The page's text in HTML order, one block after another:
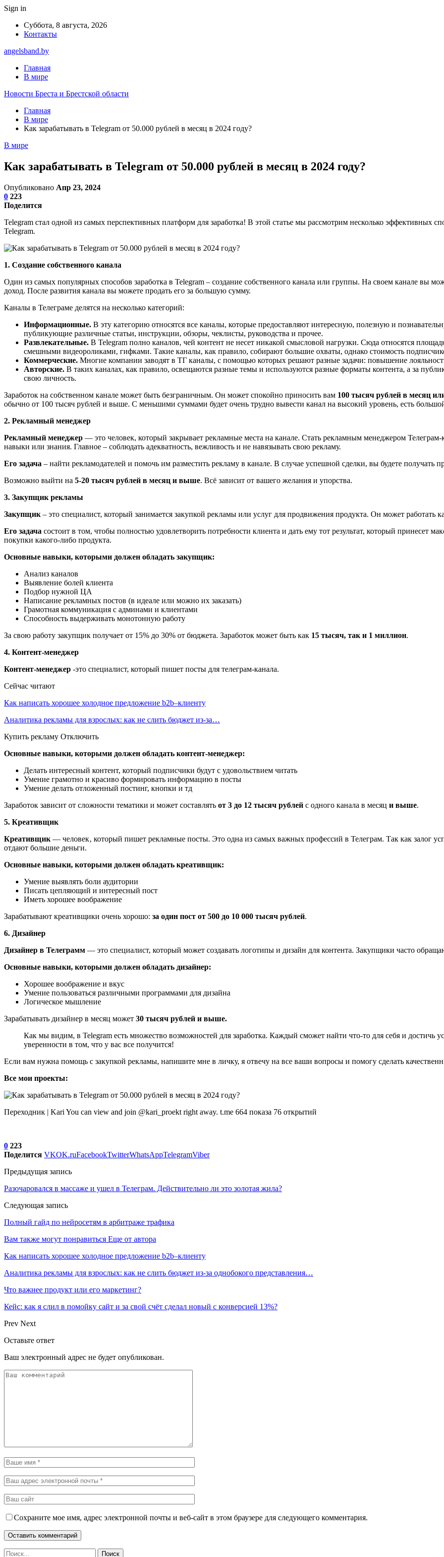
Sign in
Суббота, 8 августа, 2026
Контакты
angelsband.by
Главная
В мире
Новости Бреста и Брестской области
Главная
В мире
Как зарабатывать в Telegram от 50.000 рублей в месяц в 2024 году?
В мире
Как зарабатывать в Telegram от 50.000 рублей в месяц в 2024 году?
Опубликовано Апр 23, 2024
0 223
Поделится
Telegram стал одной из самых перспективных платформ для заработка! В этой статье мы рассмотрим несколько эффективных
Telegram.
1. Создание собственного канала
Один из самых популярных способов заработка в Telegram – создание собственного канала или группы. На своем канале вы
доход. После развития канала вы можете продать его за большую сумму.
Каналы в Телеграме делятся на несколько категорий:
Информационные. В эту категорию относятся все каналы, которые предоставляют интересную, полезную и
публикующие различные статьи, инструкции, обзоры, чеклисты, руководства и прочее.
Развлекательные. В Telegram полно каналов, чей контент не несет никакой смысловой нагрузки. Сюда относятся
смешными видеороликами, гифками. Такие каналы, как правило, собирают большие охваты, однако стоимость
Коммерческие. Многие компании заводят в ТГ каналы, с помощью которых решают разные задачи: повышение
Авторские. В таких каналах, как правило, освещаются разные темы и используются разные форматы контента, а за
свою личность.
Заработок на собственном канале может быть безграничным. Он может спокойно приносить вам 100 тысяч рублей в месяц
обычно от 100 тысяч рублей и выше. С меньшими суммами будет очень трудно вывести канал на высокий уровень, есть
2. Рекламный менеджер
Рекламный менеджер — это человек, который закрывает рекламные места на канале. Стать рекламным менеджером
навыки или знания. Главное – соблюдать адекватность, вежливость и не навязывать свою рекламу.
Его задача – найти рекламодателей и помочь им разместить рекламу в канале. В случае успешной сделки, вы будете получать
Возможно выйти на 5-20 тысяч рублей в месяц и выше. Всё зависит от вашего желания и упорства.
3. Закупщик рекламы
Закупщик – это специалист, который занимается закупкой рекламы или услуг для продвижения продукта. Он может работать
Его задача состоит в том, чтобы полностью удовлетворить потребности клиента и дать ему тот результат, который принесет
покупки какого-либо продукта.
Основные навыки, которыми должен обладать закупщик:
Анализ каналов
Выявление болей клиента
Подбор нужной ЦА
Написание рекламных постов (в идеале или можно их заказать)
Грамотная коммуникация с админами и клиентами
Способность выдерживать монотонную работу
За свою работу закупщик получает от 15% до 30% от бюджета. Заработок может быть как 15 тысяч, так и 1 миллион.
4. Контент-менеджер
Контент-менеджер -это специалист, который пишет посты для телеграм-канала.
Сейчас читают
Как написать хорошее холодное предложение b2b–клиенту
Аналитика рекламы для взрослых: как не слить бюджет из-за…
Купить рекламу Отключить
Основные навыки, которыми должен обладать контент-менеджер:
Делать интересный контент, который подписчики будут с удовольствием читать
Умение грамотно и красиво формировать информацию в посты
Умение делать отложенный постинг, кнопки и тд
Заработок зависит от сложности тематики и может составлять от 3 до 12 тысяч рублей с одного канала в месяц и выше.
5. Креативщик
Креативщик — человек‚ который пишет рекламные посты. Это одна из самых важных профессий в Телеграм. Так как залог
отдают большие деньги.
Основные навыки, которыми должен обладать креативщик:
Умение выявлять боли аудитории
Писать цепляющий и интересный пост
Иметь хорошее воображение
Зарабатывают креативщики очень хорошо: за один пост от 500 до 10 000 тысяч рублей.
6. Дизайнер
Дизайнер в Телеграмм — это специалист, который может создавать логотипы и дизайн для контента. Закупщики часто
Основные навыки, которыми должен обладать дизайнер:
Хорошее воображение и вкус
Умение пользоваться различными программами для дизайна
Логическое мышление
Зарабатывать дизайнер в месяц может 30 тысяч рублей и выше.
Как мы видим, в Telegram есть множество возможностей для заработка. Каждый сможет найти что-то для себя и достичь
уверенности в том, что у вас все получится!
Если вам нужна помощь с закупкой рекламы, напишите мне в личку, я отвечу на все ваши вопросы и помогу сделать
Все мои проекты:
Переходник | Kari You can view and join @kari_proekt right away. t.me 664 показа 76 открытий
0 223
Поделится VKOK.ruFacebookTwitterWhatsAppTelegramViber
Предыдущая запись
Разочаровался в массаже и ушел в Телеграм. Действительно ли это золотая жила?
Следующая запись
Полный гайд по нейросетям в арбитраже трафика
Вам также могут понравиться Еще от автора
Как написать хорошее холодное предложение b2b–клиенту
Аналитика рекламы для взрослых: как не слить бюджет из-за однобокого представления…
Что важнее продукт или его маркетинг?
Кейс: как я слил в помойку сайт и за свой счёт сделал новый с конверсией 13%?
Prev Next
Оставьте ответ
Ваш электронный адрес не будет опубликован.
Сохраните мое имя, адрес электронной почты и веб-сайт в этом браузере для следующего комментария.